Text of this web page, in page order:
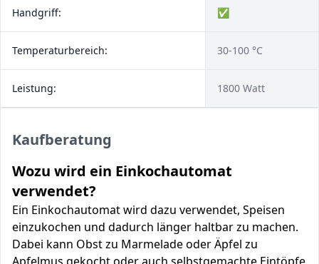
Handgriff: ✅
Temperaturbereich: 30-100 °C
Leistung: 1800 Watt
Kaufberatung
Wozu wird ein Einkochautomat
verwendet?
Ein Einkochautomat wird dazu verwendet, Speisen
einzukochen und dadurch länger haltbar zu machen.
Dabei kann Obst zu Marmelade oder Äpfel zu